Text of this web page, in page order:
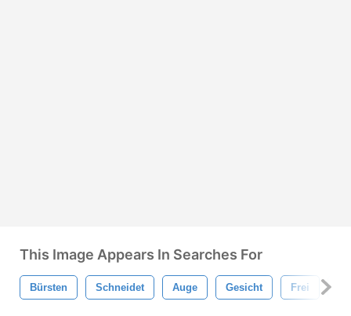
This Image Appears In Searches For
Bürsten Schneidet Auge Gesicht Frei